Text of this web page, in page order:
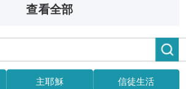
查看全部
主耶穌 信徒生活